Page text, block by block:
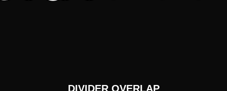
DIVIDER OVERLAP